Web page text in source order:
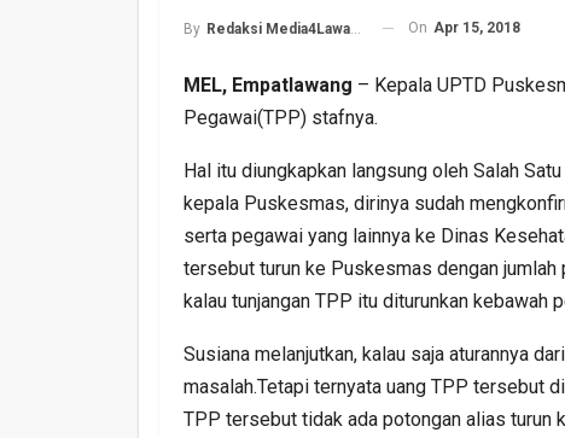
By Redaksi Media4Lawang On Apr 15, 2018
MEL, Empatlawang – Kepala UPTD
Pegawai(TPP) stafnya.
Hal itu diungkapkan langsung oleh Salah
kepala Puskesmas, dirinya sudah
serta pegawai yang lainnya ke Dinas
tersebut turun ke Puskesmas dengan jumlah
kalau tunjangan TPP itu diturunkan kebawah
Susiana melanjutkan, kalau saja aturannya
masalah.Tetapi ternyata uang TPP tersebut
TPP tersebut tidak ada potongan alias turun